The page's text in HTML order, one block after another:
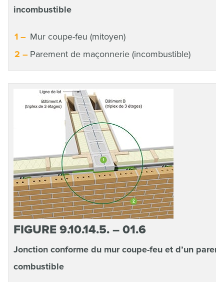
incombustible
Mur coupe-feu (mitoyen)
Parement de maçonnerie (incombustible)
FIGURE 9.10.14.5. – 01.6
Jonction conforme du mur coupe-feu et d’un
combustible